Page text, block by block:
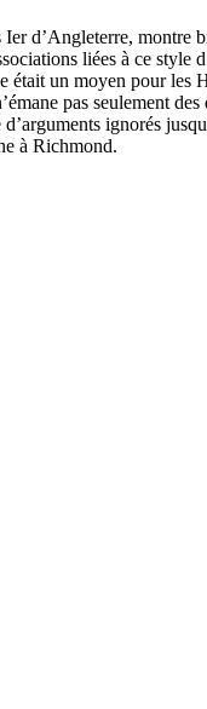
d’Angleterre, montre
liées à ce style
un moyen pour
pas seulement
ignorés
à Richmond.